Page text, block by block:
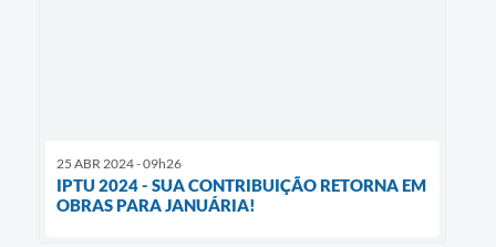
25 ABR 2024 - 09h26
IPTU 2024 - SUA CONTRIBUIÇÃO RETORNA EM
OBRAS PARA JANUÁRIA!